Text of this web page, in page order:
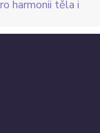
harmonii těla i